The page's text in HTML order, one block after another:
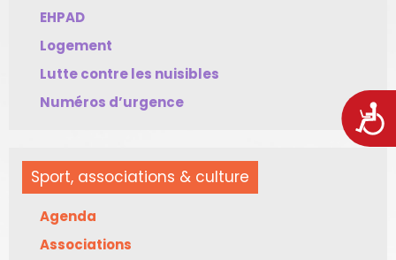
EHPAD
Logement
Lutte contre les nuisibles
Numéros d’urgence
Sport, associations & culture
Agenda
Associations